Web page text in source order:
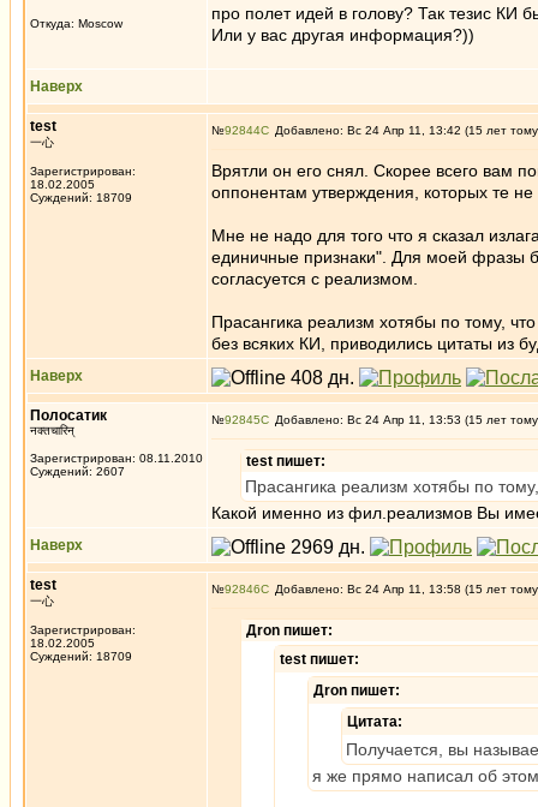
Откуда: Moscow
про полет идей в голову? Так тезис КИ
Или у вас другая информация?))
Наверх
test
一心
Зарегистрирован:
18.02.2005
Суждений: 18709
№92844 Добавлено: Вс 24 Апр 11, 13:42 (15 лет
Врятли он его снял. Скорее всего вам
оппонентам утверждения, которых те
Мне не надо для того что я сказал
единичные признаки". Для моей фразы
согласуется с реализмом.
Прасангика реализм хотябы по тому,
без всяких КИ, приводились цитаты из
Наверх
Полосатик
नक्तचारिन्
Зарегистрирован: 08.11.2010
Суждений: 2607
№92845 Добавлено: Вс 24 Апр 11, 13:53 (15 лет
test пишет:
Прасангика реализм хотябы по
Какой именно из фил.реализмов Вы
Наверх
test
一心
Зарегистрирован:
18.02.2005
Суждений: 18709
№92846 Добавлено: Вс 24 Апр 11, 13:58 (15 лет
Дron пишет:
test пишет:
Дron пишет:
Цитата:
Получается, вы
я же прямо написал об этом